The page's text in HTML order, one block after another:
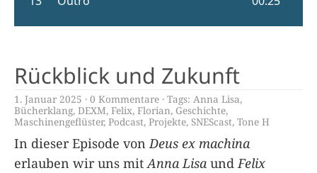
Rückblick und Zukunft
1. Januar 2025 0 Kommentare Tags: Anna Lisa,
Bücherklang, DEXM, Felix, Florian, Geschichte,
Maschinengeflüster, Podcast, Projekte, SNEScast, Tone H
In dieser Episode von Deus ex machina
erlauben wir uns mit Anna Lisa und Felix